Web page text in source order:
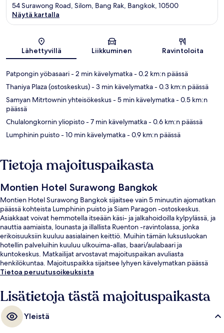
Kartta
54 Surawong Road, Silom, Bang Rak, Bangkok, 10500
Näytä kartalla
Lähettyvillä Liikkuminen Ravintoloita
Patpongin yöbasaari- 2 min kävelymatka- 0.2 km:n päässä
Thaniya Plaza (ostoskeskus)- 3 min kävelymatka- 0.3 km:n päässä
Samyan Mitrtownin yhteisökeskus- 5 min kävelymatka- 0.5 km:n
päässä
Chulalongkornin yliopisto- 7 min kävelymatka- 0.6 km:n päässä
Lumphinin puisto- 10 min kävelymatka- 0.9 km:n päässä
Tietoja majoituspaikasta
Montien Hotel Surawong Bangkok
Montien Hotel Surawong Bangkok sijaitsee vain 5 minuutin ajomatkan
päässä kohteista Lumphinin puisto ja Siam Paragon -ostoskeskus.
Asiakkaat voivat hemmotella itseään käsi- ja jalkahoidoilla kylpylässä, ja
nauttia aamiaista, lounasta ja illallista Ruenton -ravintolassa, jonka
erikoisuuksiin kuuluu aasialainen keittiö. Muihin tämän luksusluokan
hotellin palveluihin kuuluu ulkouima-allas, baari/aulabaari ja
kuntokeskus. Matkailijat arvostavat majoituspaikan avuliasta
henkilökuntaa. Majoituspaikka sijaitsee lyhyen kävelymatkan päässä
julkisen liikenteen yhteyksistä: Sam Yanin metroasema sijaitsee 6
Tietoa peruutusoikeuksista
Lisätietoja tästä majoituspaikasta
Yleistä